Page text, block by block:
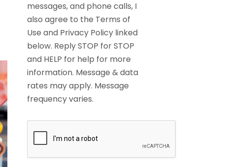
messages, and phone calls, I
also agree to the Terms of
Use and Privacy Policy linked
below. Reply STOP for STOP
and HELP for help for more
information. Message & data
rates may apply. Message
frequency varies.